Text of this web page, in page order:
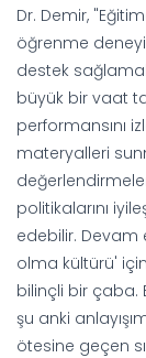
Dr. Demir,
öğrenme
destek
büyük bir vaat
performansını
materyalleri
politikalarını
edebilir. Devam
olma kültürü'
bilinçli bir çaba.
şu anki
ötesine geçen